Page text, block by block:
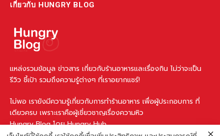
เกี่ยวกับ HUNGRY BLOG
แหล่งรวมข้อมูล ข่าวสาร เกี่ยวกับร้านอาหารและเรื่องกิน ไม่ว่าจะเป็น
รีวิว ชี้เป้า รวมถึงความรู้ต่างๆ ที่เราอยากแชร์!
ไม่พอ เรายังมีความรู้เกี่ยวกับการทำร้านอาหาร เพื่อผู้ประกอบการ ที่
เดียวครบ เพราะเราคือผู้เชี่ยวชาญเรื่องความหิว
Hungry Blog โดย Hungry Hub